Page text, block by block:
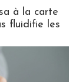
à la carte
fluidifie les